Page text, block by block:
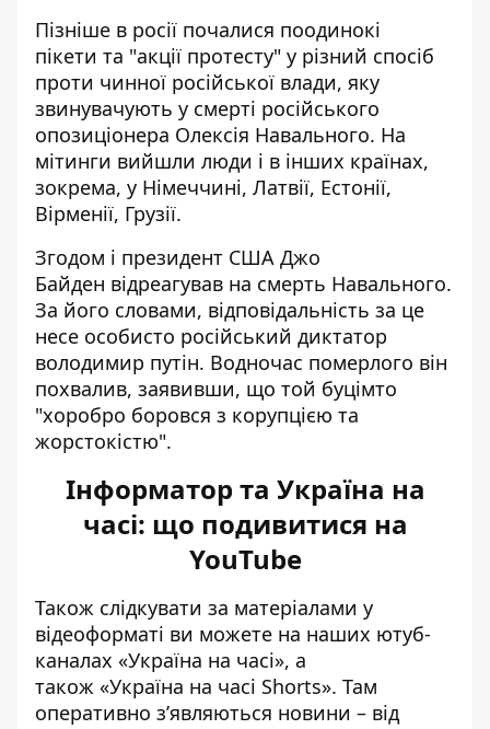
Пізніше в росії почалися поодинокі
пікети та "акції протесту" у різний спосіб
проти чинної російської влади, яку
звинувачують у смерті російського
опозиціонера Олексія Навального. На
мітинги вийшли люди і в інших країнах,
зокрема, у Німеччині, Латвії, Естонії,
Вірменії, Грузії.
Згодом і президент США Джо
Байден відреагував на смерть Навального.
За його словами, відповідальність за це
несе особисто російський диктатор
володимир путін. Водночас померлого він
похвалив, заявивши, що той буцімто
"хоробро боровся з корупцією та
жорстокістю".
Інформатор та Україна на
часі: що подивитися на
YouTube
Також слідкувати за матеріалами у
відеоформаті ви можете на наших ютуб-
каналах «Україна на часі», а
також «Україна на часі Shorts». Там
оперативно зʼявляються новини – від